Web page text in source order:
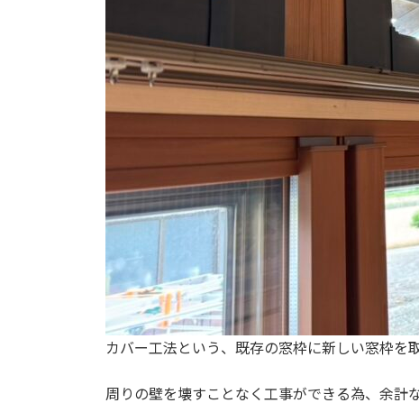
カバー工法という、既存の窓枠に新しい窓枠を
周りの壁を壊すことなく工事ができる為、余計